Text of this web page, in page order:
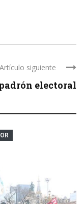
Artículo siguiente
electoral